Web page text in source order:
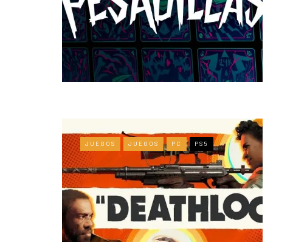
JUEGOS JUEGOS PC PS5